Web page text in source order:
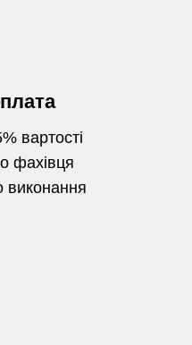
вартості
фахівця
виконання